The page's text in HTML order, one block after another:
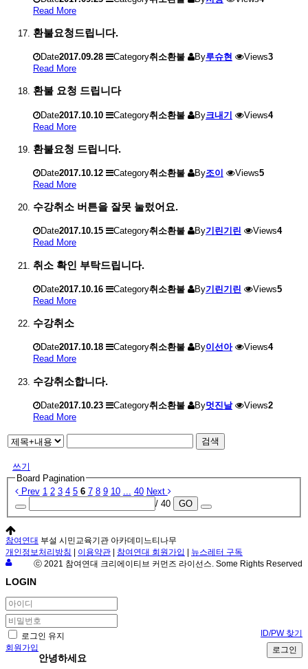
Read More
환불요청드립니다.
Date2017.09.28 Category취소환불 By루슈현 Views3
Read More
환불 요청 드립니다
Date2017.10.10 Category취소환불 By크내기 Views4
Read More
환불요청 드립니다.
Date2017.10.12 Category취소환불 By조이 Views5
Read More
수강취소 버튼을 잘못 눌렀어요.
Date2017.10.15 Category취소환불 By기린기린 Views4
Read More
취소 확인 부탁드립니다.
Date2017.10.16 Category취소환불 By기린기린 Views5
Read More
수강취소
Date2017.10.18 Category취소환불 By이선아 Views4
Read More
수강취소합니다.
Date2017.10.23 Category취소환불 By멋진날 Views2
Read More
검색
쓰기
Board Pagination
Prev 1 2 3 4 5 6 7 8 9 10 ... 40 Next
/ 40
GO
참여연대 부설 시민교육기관 아카데미느티나무
개인정보처리방침
이용약관 참여연대 회원가입
뉴스레터 구독
ⓒ 2021 참여연대 크리에이티브 커먼즈 라이선스. Some Rights Reserved
LOGIN
로그인 유지
ID/PW 찾기
회원가입
로그인
안녕하세요